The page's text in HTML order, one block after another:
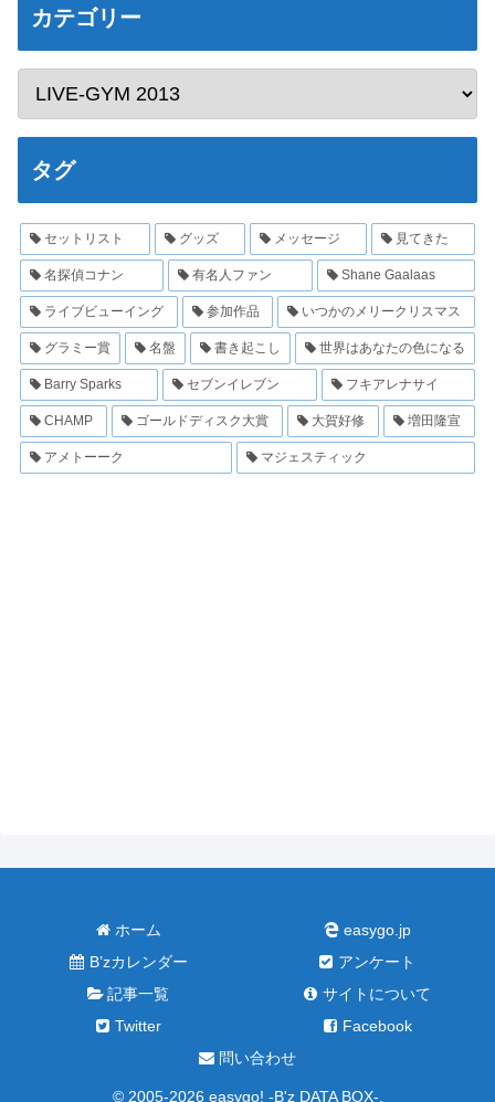
カテゴリー
タグ
セットリスト グッズ メッセージ 見てきた
名探偵コナン 有名人ファン Shane Gaalaas
ライブビューイング 参加作品 いつかのメリークリスマス
グラミー賞 名盤 書き起こし 世界はあなたの色になる
Barry Sparks セブンイレブン フキアレナサイ
CHAMP ゴールドディスク大賞 大賀好修 増田隆宣
アメトーーク マジェスティック
ホーム
easygo.jp
B’zカレンダー
アンケート
記事一覧
サイトについて
Twitter
Facebook
問い合わせ
© 2005-2026 easygo! -B'z DATA BOX-.